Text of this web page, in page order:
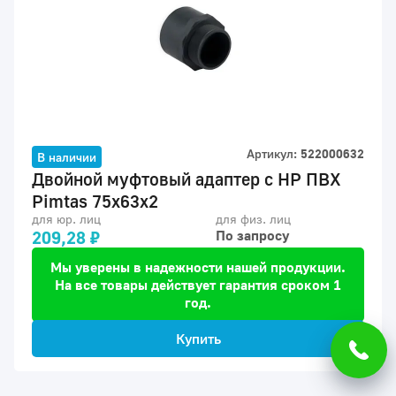
В наличии Артикул: 522000632
Двойной муфтовый адаптер с НР ПВХ
Pimtas 75x63x2
для юр. лиц
209,28 ₽
для физ. лиц
По запросу
Мы уверены в надежности нашей продукции.
На все товары действует гарантия сроком 1
год.
Купить